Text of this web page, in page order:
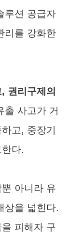
루션 공급자
리를 강화한
권리구제의
출 사고가 거
고, 중장기
다.
아니라 유
상을 넓힌다.
피해자 구